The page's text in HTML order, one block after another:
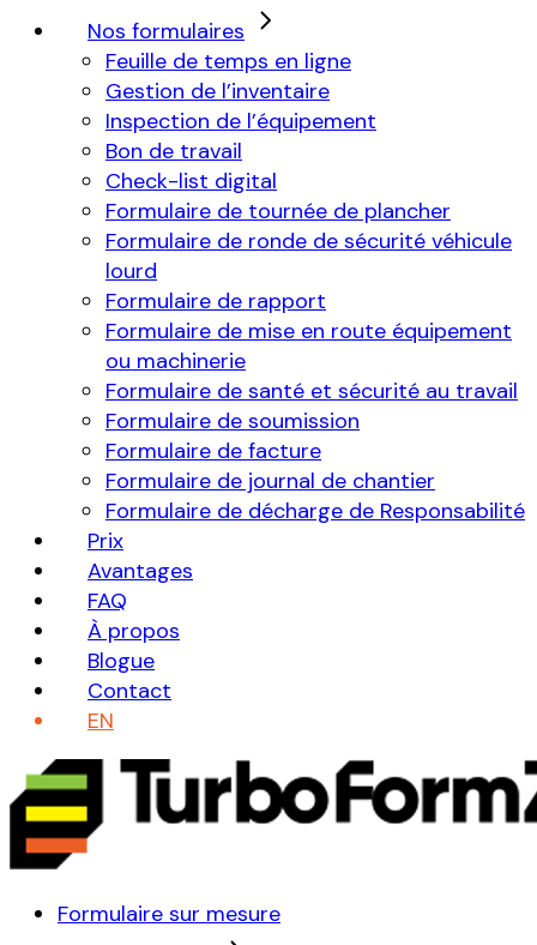
Nos formulaires
Feuille de temps en ligne
Gestion de l’inventaire
Inspection de l’équipement
Bon de travail
Check-list digital
Formulaire de tournée de plancher
Formulaire de ronde de sécurité véhicule
lourd
Formulaire de rapport
Formulaire de mise en route équipement
ou machinerie
Formulaire de santé et sécurité au travail
Formulaire de soumission
Formulaire de facture
Formulaire de journal de chantier
Formulaire de décharge de Responsabilité
Prix
Avantages
FAQ
À propos
Blogue
Contact
EN
Formulaire sur mesure